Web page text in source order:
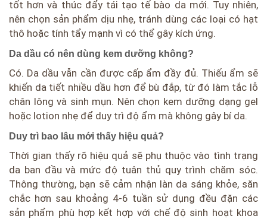
tốt hơn và thúc đẩy tái tạo tế bào da mới. Tuy nhiên,
nên chọn sản phẩm dịu nhẹ, tránh dùng các loại có hạt
thô hoặc tính tẩy mạnh vì có thể gây kích ứng.
Da dầu có nên dùng kem dưỡng không?
Có. Da dầu vẫn cần được cấp ẩm đầy đủ. Thiếu ẩm sẽ
khiến da tiết nhiều dầu hơn để bù đắp, từ đó làm tắc lỗ
chân lông và sinh mụn. Nên chọn kem dưỡng dạng gel
hoặc lotion nhẹ để duy trì độ ẩm mà không gây bí da.
Duy trì bao lâu mới thấy hiệu quả?
Thời gian thấy rõ hiệu quả sẽ phụ thuộc vào tình trạng
da ban đầu và mức độ tuân thủ quy trình chăm sóc.
Thông thường, bạn sẽ cảm nhận làn da sáng khỏe, săn
chắc hơn sau khoảng 4-6 tuần sử dụng đều đặn các
sản phẩm phù hợp kết hợp với chế độ sinh hoạt khoa